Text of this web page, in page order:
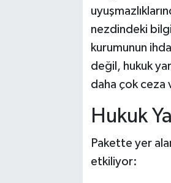
nezdindeki bilgi
kurumunun
değil, hukuk
daha çok ceza
Hukuk
Pakette yer
etkiliyor: